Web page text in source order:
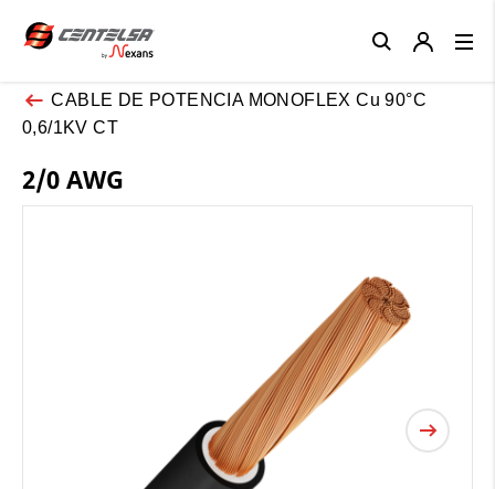
CABLE DE POTENCIA MONOFLEX Cu 90°C
0,6/1KV CT
2/0 AWG
Close